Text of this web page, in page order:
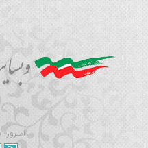
امـروز : ۱۴۰۵/۰۲/۲۵